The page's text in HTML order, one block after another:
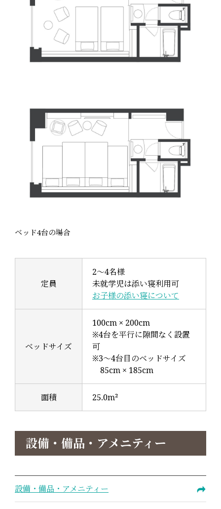
ベッド4台の場合
定員
2～4名様
未就学児は添い寝利用可
お子様の添い寝について
ベッドサイズ
100cm × 200cm
※4台を平行に隙間なく設置
可
※3～4台目のベッドサイズ
85cm × 185cm
面積 25.0m²
設備・備品・アメニティー
設備・備品・アメニティー